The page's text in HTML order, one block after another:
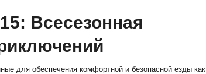
Всесезонная
для обеспечения комфортной и безопасной езды как